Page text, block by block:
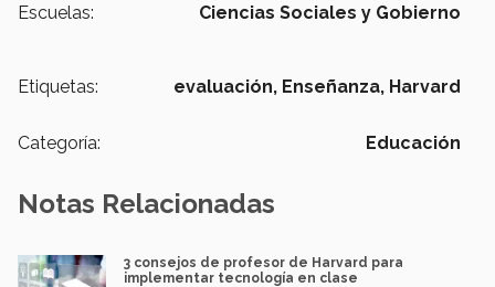
Escuelas: Ciencias Sociales y Gobierno
Etiquetas: evaluación, Enseñanza, Harvard
Categoría: Educación
Notas Relacionadas
3 consejos de profesor de Harvard para
implementar tecnología en clase